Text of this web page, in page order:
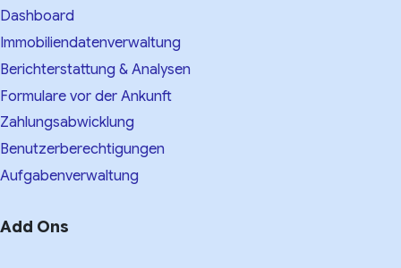
Dashboard
Immobiliendatenverwaltung
Berichterstattung & Analysen
Formulare vor der Ankunft
Zahlungsabwicklung
Benutzerberechtigungen
Aufgabenverwaltung
Add Ons